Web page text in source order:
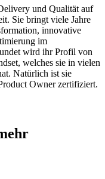
und Qualität auf
Sie bringt viele Jahre
innovative
im
wird ihr Profil von
welches sie in vielen
Natürlich ist sie
Owner zertifiziert.